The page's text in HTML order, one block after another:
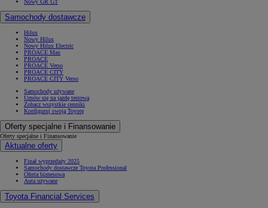
Nowy GR GT
Samochody dostawcze
Hilux
Nowy Hilux
Nowy Hilux Electric
PROACE Max
PROACE
PROACE Verso
PROACE CITY
PROACE CITY Verso
Samochody używane
Umów się na jazdę testową
Zobacz wszystkie cenniki
Konfiguruj swoją Toyotę
Oferty specjalne i Finansowanie
Oferty specjalne i Finansowanie
Aktualne oferty
Finał wyprzedaży 2025
Samochody dostawcze Toyota Professional
Oferta biznesowa
Auta używane
Toyota Financial Services